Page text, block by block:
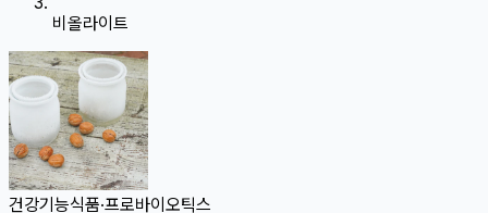
비올라이트
건강기능식품·프로바이오틱스